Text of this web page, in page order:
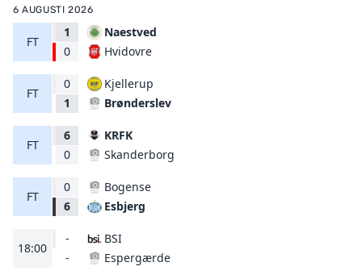
6 AUGUSTI 2026
FT
1
0
Naestved
Hvidovre
FT
0
1
Kjellerup
Brønderslev
FT
6
0
KRFK
Skanderborg
FT
0
6
Bogense
Esbjerg
18:00
-
-
BSI
Espergærde